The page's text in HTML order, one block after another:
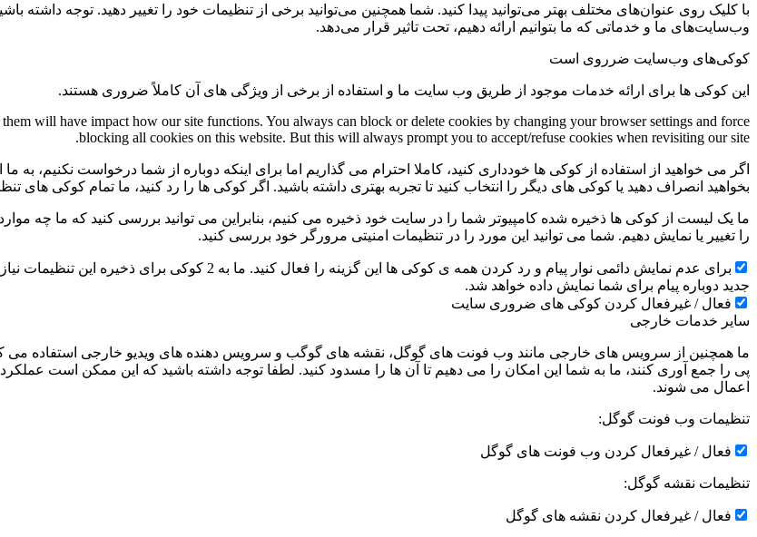
با کلیک روی عنوان‌های مختلف بهتر می‌توانید پیدا کنید. شما همچنین می‌توانید برخی از تنظیمات خود را تغییر دهید. توجه
وب‌سایت‌های ما و خدماتی که ما بتوانیم ارائه دهیم، تحت تاثیر قرار می‌دهد.
کوکی‌های وب‌سایت ضرروی است
این کوکی ها برای ارائه خدمات موجود از طریق وب سایت ما و استفاده از برخی از ویژگی های آن کاملاً ضروری هستند.
will have impact how our site functions. You always can block or delete cookies by changing your browser settings and force
blocking all cookies on this website. But this will always prompt you to accept/refuse cookies when revisiting our site.
اگر می خواهید از استفاده از کوکی ها خودداری کنید، کاملا احترام می گذاریم اما برای اینکه دوباره از شما درخواست نکنیم، به
بخواهید انصراف دهید یا کوکی های دیگر را انتخاب کنید تا تجربه بهتری داشته باشید. اگر کوکی ها را رد کنید، ما تمام کوکی های
ما یک لیست از کوکی ها ذخیره شده کامپیوتر شما را در سایت خود ذخیره می کنیم، بنابراین می توانید بررسی کنید که ما چه
را تغییر یا نمایش دهیم. شما می توانید این مورد را در تنظیمات امنیتی مرورگر خود بررسی کنید.
برای عدم نمایش دائمی نوار پیام و رد کردن همه ی کوکی ها
جدید دوباره پیام برای شما نمایش داده خواهد شد.
فعال / غیرفعال کردن کوکی های ضروری سایت
سایر خدمات خارجی
ما همچنین از سرویس های خارجی مانند وب فونت های گوگل، نقشه های گوگب و سرویس دهنده های ویدیو خارجی استفاده می
پی را جمع آوری کنند، ما به شما این امکان را می دهیم تا آن ها را مسدود کنید. لطفا توجه داشته باشید که این ممکن است
اعمال می شوند.
تنظیمات وب فونت گوگل:
فعال / غیرفعال کردن وب فونت های گوگل
تنظیمات نقشه گوگل:
فعال / غیرفعال کردن نقشه های گوگل